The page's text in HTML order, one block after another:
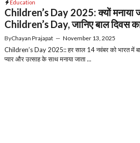
Education
Children’s Day 2025: क्यों मनाया
Children’s Day, जानिए बाल दिवस
ByChayan Prajapat — November 13, 2025
Children’s Day 2025:: हर साल 14 नवंबर को भारत में
प्यार और उत्साह के साथ मनाया जाता ...